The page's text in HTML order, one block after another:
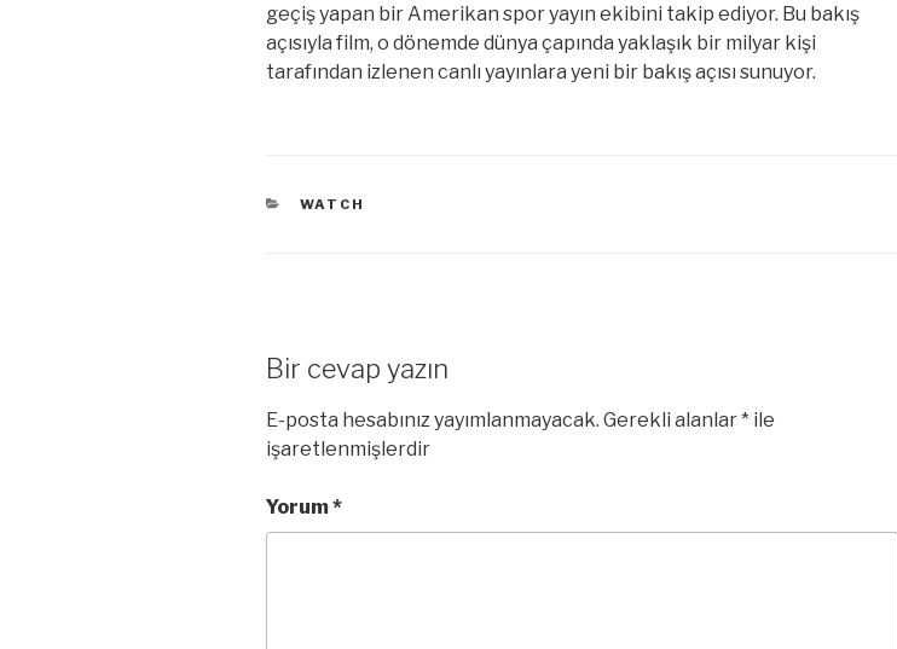
geçiş yapan bir Amerikan spor yayın ekibini takip ediyor. Bu bakış
açısıyla film, o dönemde dünya çapında yaklaşık bir milyar kişi
tarafından izlenen canlı yayınlara yeni bir bakış açısı sunuyor.
KATEGORILER
WATCH
Bir cevap yazın
E-posta hesabınız yayımlanmayacak. Gerekli alanlar* ile
işaretlenmişlerdir
Yorum*